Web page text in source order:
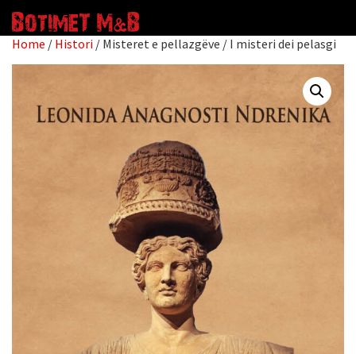
Home / Histori / Misteret e pellazgëve / I misteri dei pelasgi